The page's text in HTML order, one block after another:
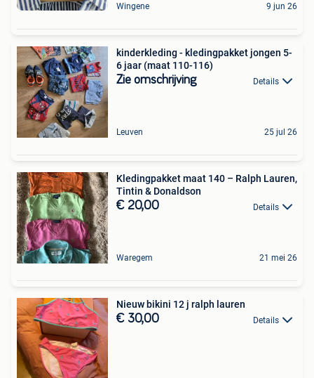
Wingene 9 jun 26
kinderkleding - kledingpakket jongen 5-
6 jaar (maat 110-116)
Zie omschrijving Details
Leuven 25 jul 26
Kledingpakket maat 140 – Ralph Lauren,
Tintin & Donaldson
€ 20,00 Details
Waregem 21 mei 26
Nieuw bikini 12 j ralph lauren
€ 30,00 Details